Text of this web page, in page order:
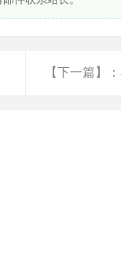
【下一篇】